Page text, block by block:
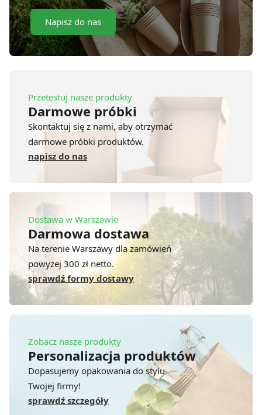
Napisz do nas
Przetestuj nasze produkty
Darmowe próbki
Skontaktuj się z nami, aby otrzymać
darmowe próbki produktów.
napisz do nas
Dostawa w Warszawie
Darmowa dostawa
Na terenie Warszawy dla zamówień
powyżej 300 zł netto.
sprawdź formy dostawy
Zobacz nasze produkty
Personalizacja produktów
Dopasujemy opakowania do stylu
Twojej firmy!
sprawdź szczegóły